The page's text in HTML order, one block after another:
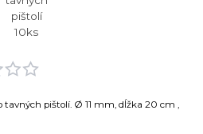
tavných pištolí. Ø 11 mm, dĺžka 20 cm ,